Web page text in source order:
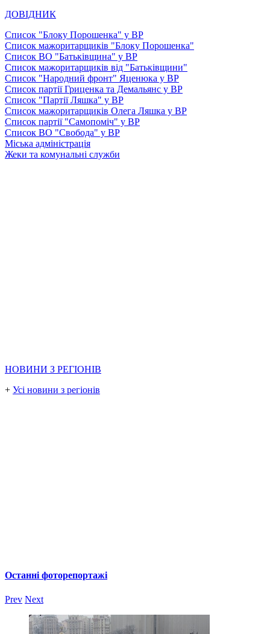
ДОВІДНИК
Список "Блоку Порошенка" у ВР
Список мажоритарщиків "Блоку Порошенка"
Список ВО "Батьківщина" у ВР
Список мажоритарщиків від "Батьківщини"
Список "Народний фронт" Яценюка у ВР
Список партії Гриценка та Демальянс у ВР
Список "Партії Ляшка" у ВР
Список мажоритарщиків Олега Ляшка у ВР
Список партії "Самопоміч" у ВР
Список ВО "Свобода" у ВР
Міська адміністрація
Жеки та комунальні служби
НОВИНИ З РЕГІОНІВ
+ Усі новини з регіонів
Останні фоторепортажі
Prev Next